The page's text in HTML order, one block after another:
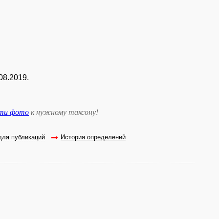
фото к нужному таксону!
публикаций История определений